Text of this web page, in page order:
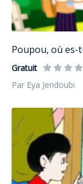
Poupou, où es-
Gratuit
Par Eya Jendoubi